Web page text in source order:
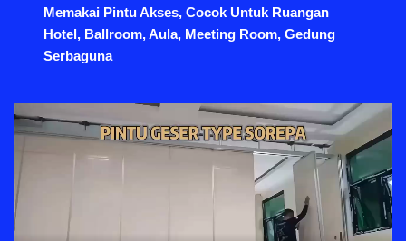
Memakai Pintu Akses, Cocok Untuk Ruangan
Hotel, Ballroom, Aula, Meeting Room, Gedung
Serbaguna